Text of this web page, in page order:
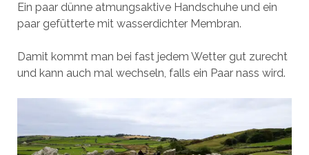
Ein paar dünne atmungsaktive Handschuhe und ein
paar gefütterte mit wasserdichter Membran.
Damit kommt man bei fast jedem Wetter gut zurecht
und kann auch mal wechseln, falls ein Paar nass wird.